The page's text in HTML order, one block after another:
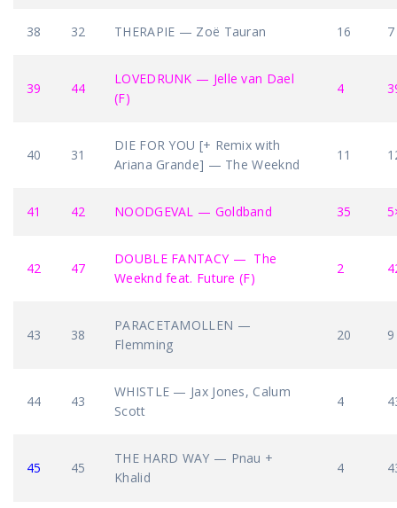
38 32 THERAPIE — Zoë Tauran 16 7
39 44
LOVEDRUNK — Jelle van Dael
(F)
4
40 31
DIE FOR YOU [+ Remix with
Ariana Grande] — The Weeknd
11
41 42 NOODGEVAL — Goldband 35
42 47
DOUBLE FANTACY — The
Weeknd feat. Future (F)
2
43 38
PARACETAMOLLEN —
Flemming
20 9
44 43
WHISTLE — Jax Jones, Calum
Scott
4
45 45
THE HARD WAY — Pnau +
Khalid
4